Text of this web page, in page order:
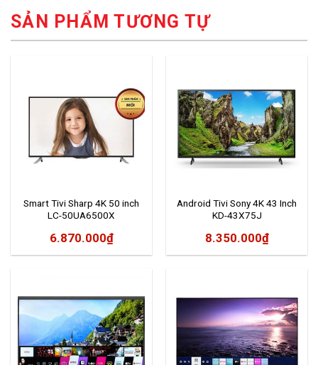
SẢN PHẨM TƯƠNG TỰ
Smart Tivi Sharp 4K 50 inch
LC-50UA6500X
6.870.000₫
Android Tivi Sony 4K 43 Inch
KD-43X75J
8.350.000₫